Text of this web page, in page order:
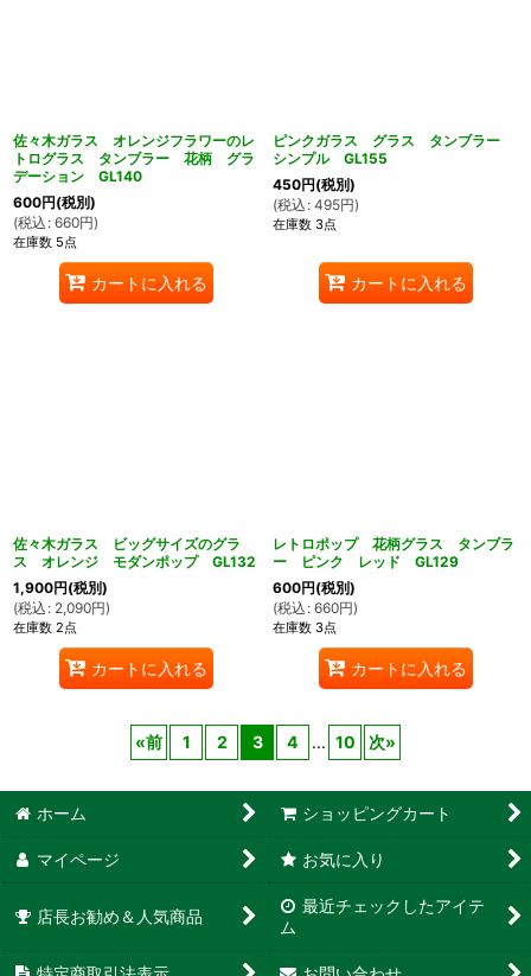
佐々木ガラス オレンジフラワーのレ
トログラス タンブラー 花柄 グラ
デーション GL140
600円(税別)
(税込 : 660円)
在庫数 5点
カートに入れる
ピンクガラス グラス タンブラー
シンプル GL155
450円(税別)
(税込 : 495円)
在庫数 3点
カートに入れる
佐々木ガラス ビッグサイズのグラ
ス オレンジ モダンポップ GL132
1,900円(税別)
(税込 : 2,090円)
在庫数 2点
カートに入れる
レトロポップ 花柄グラス タンブラ
ー ピンク レッド GL129
600円(税別)
(税込 : 660円)
在庫数 3点
カートに入れる
«前 1 2 3 4 ... 10 次»
ホーム ショッピングカート
マイページ お気に入り
店長お勧め＆人気商品
最近チェックしたアイテ
ム